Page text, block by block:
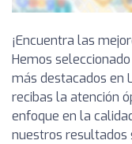
¡Encuentra las
Hemos
más destacados en
recibas la atención
enfoque en la
nuestros resultados